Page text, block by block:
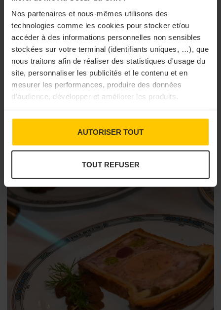
Nos partenaires et nous-mêmes utilisons des
technologies comme les cookies pour stocker et/ou
accéder à des informations personnelles non sensibles
stockées sur votre terminal (identifiants uniques, …), que
nous traitons afin de réaliser des statistiques d'usage du
site, personnaliser les publicités et le contenu et en
mesurer les performances, produire des données
d’audience, développer et améliorer les produits.
AUTORISER TOUT
TOUT REFUSER
NOMINATIONS ET MOUVEMENTS
SIAL : Jean-Gabriel Mollard nommé directeur
par intérim
Comexposium a nommé Jean-Gabriel Mollard, actuel directeur
du SIAL Paris.